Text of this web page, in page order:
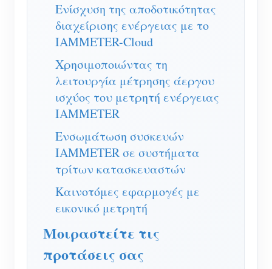
Εικονικός μετρητής
Σύστημα Πρόβλεψης και Προσομοίωσης
Ενέργειας
Εφαρμογές
Επιτηρητής ενέργειας ηλιακού φωτοβολταϊκού
συστήματος
Παρακολούθηση Χρήσης Ηλεκτρικής Ενέργειας
Σύστημα ελέγχου Φ/Β θερμαντήρα
Οικιακός αυτοματισμός
Ενεργειακή Παρακολούθηση Εργοστασίων
Κατάστημα
Πόροι
Γρήγορη εκκίνηση προϊόντος
Εγγραφο
Εκπαιδευτικό βίντεο
FAQ
Νέα
Κοινότητα
Προγραμματιστής
Πρόγραμμα επιβράβευσης
Σχετικά με εμάς
Ενίσχυση της αποδοτικότητας
διαχείρισης ενέργειας με το
IAMMETER-Cloud
Χρησιμοποιώντας τη
λειτουργία μέτρησης άεργου
ισχύος του μετρητή ενέργειας
IAMMETER
Ενσωμάτωση συσκευών
IAMMETER σε συστήματα
τρίτων κατασκευαστών
Καινοτόμες εφαρμογές με
εικονικό μετρητή
Μοιραστείτε τις
προτάσεις σας